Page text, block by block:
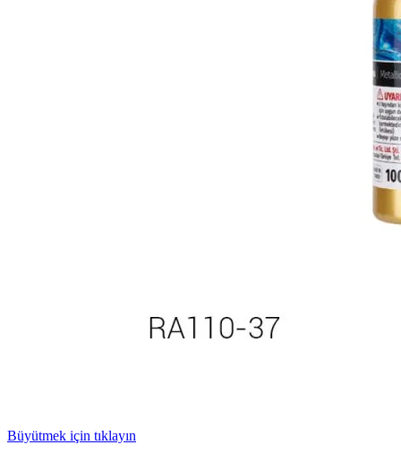
Büyütmek için tıklayın